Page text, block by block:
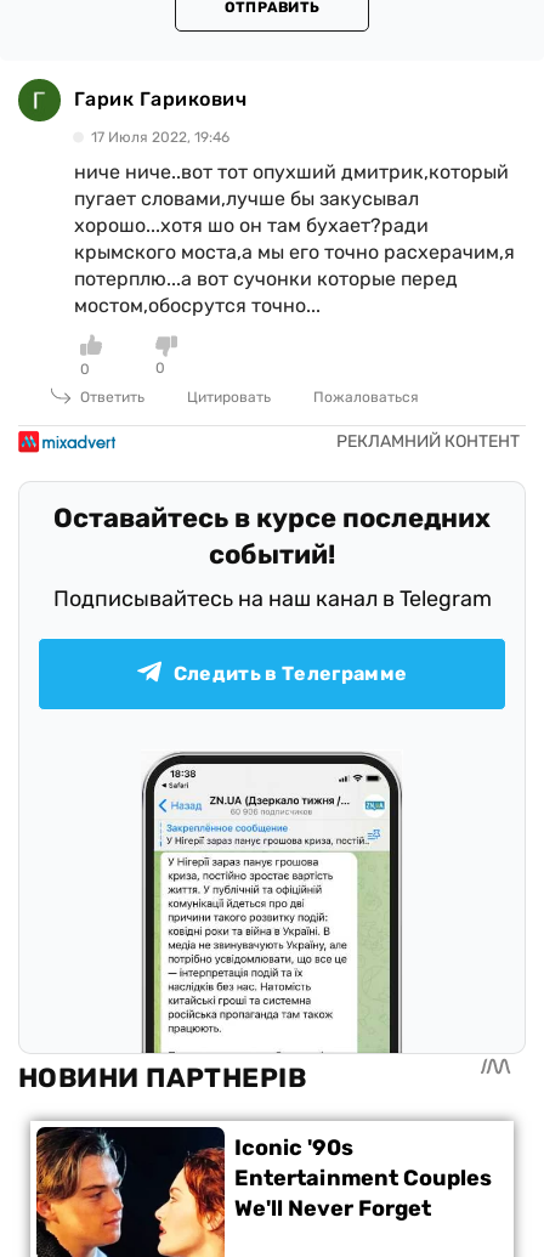
ОТПРАВИТЬ
Гарик Гарикович
17 Июля 2022, 19:46
ниче ниче..вот тот опухший дмитрик,который
пугает словами,лучше бы закусывал
хорошо...хотя шо он там бухает?ради
крымского моста,а мы его точно расхерачим,я
потерплю...а вот сучонки которые перед
мостом,обосрутся точно...
0
0
Ответить
Цитировать Пожаловаться
Оставайтесь в курсе последних
событий!
Подписывайтесь на наш канал в Telegram
Следить в Телеграмме